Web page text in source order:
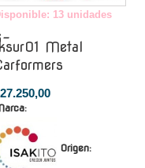
13 unidades
Metal
Origen: